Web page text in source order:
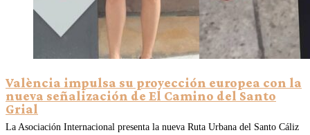
València impulsa su proyección europea con la
nueva señalización de El Camino del Santo
Grial
La Asociación Internacional presenta la nueva Ruta Urbana del Santo Cáliz